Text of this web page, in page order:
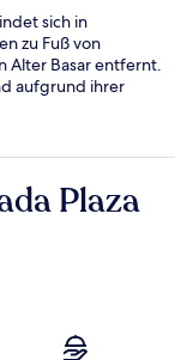
sich in
zu Fuß von
Alter Basar entfernt.
aufgrund ihrer
Plaza